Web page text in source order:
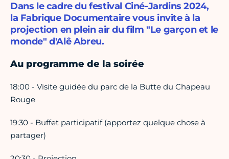
Dans le cadre du festival Ciné-Jardins 2024,
la Fabrique Documentaire vous invite à la
projection en plein air du film "Le garçon et le
monde" d'Alê Abreu.
Au programme de la soirée
18:00 - Visite guidée du parc de la Butte du Chapeau
Rouge
19:30 - Buffet participatif (apportez quelque chose à
partager)